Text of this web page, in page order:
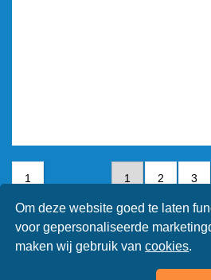
Om deze website goed te laten
voor gepersonaliseerde
maken wij gebruik vancookies.
1 1 2 3